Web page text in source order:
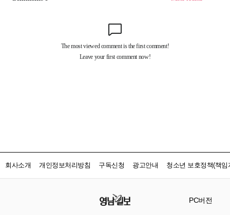
회사소개 개인정보처리방침 구독신청 광고안내 청소년 보호정책(책임
PC버전